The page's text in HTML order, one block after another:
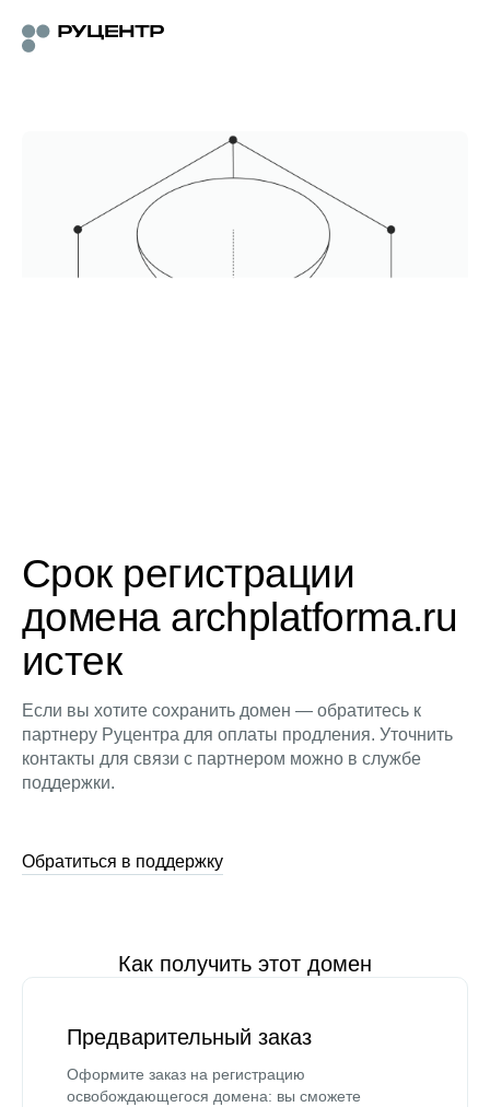
Срок регистрации
домена archplatforma.ru
истек
Если вы хотите сохранить домен — обратитесь к
партнеру Руцентра для оплаты продления. Уточнить
контакты для связи с партнером можно в службе
поддержки.
Обратиться в поддержку
Как получить этот домен
Предварительный заказ
Оформите заказ на регистрацию
освобождающегося домена: вы сможете